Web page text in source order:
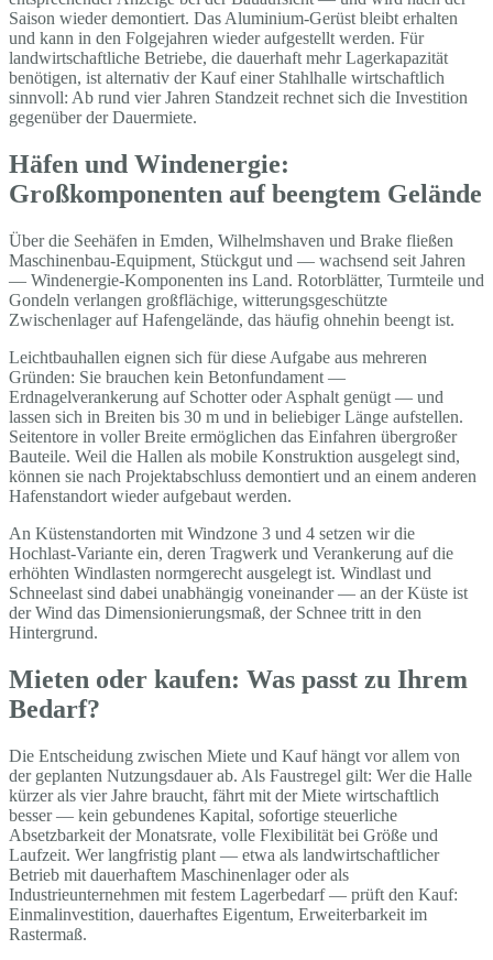
Saison wieder demontiert. Das Aluminium-Gerüst bleibt erhalten
und kann in den Folgejahren wieder aufgestellt werden. Für
landwirtschaftliche Betriebe, die dauerhaft mehr Lagerkapazität
benötigen, ist alternativ der Kauf einer Stahlhalle wirtschaftlich
sinnvoll: Ab rund vier Jahren Standzeit rechnet sich die Investition
gegenüber der Dauermiete.
Häfen und Windenergie:
Großkomponenten auf beengtem Gelände
Über die Seehäfen in Emden, Wilhelmshaven und Brake fließen
Maschinenbau-Equipment, Stückgut und — wachsend seit Jahren
— Windenergie-Komponenten ins Land. Rotorblätter, Turmteile und
Gondeln verlangen großflächige, witterungsgeschützte
Zwischenlager auf Hafengelände, das häufig ohnehin beengt ist.
Leichtbauhallen eignen sich für diese Aufgabe aus mehreren
Gründen: Sie brauchen kein Betonfundament —
Erdnagelverankerung auf Schotter oder Asphalt genügt — und
lassen sich in Breiten bis 30 m und in beliebiger Länge aufstellen.
Seitentore in voller Breite ermöglichen das Einfahren übergroßer
Bauteile. Weil die Hallen als mobile Konstruktion ausgelegt sind,
können sie nach Projektabschluss demontiert und an einem anderen
Hafenstandort wieder aufgebaut werden.
An Küstenstandorten mit Windzone 3 und 4 setzen wir die
Hochlast-Variante ein, deren Tragwerk und Verankerung auf die
erhöhten Windlasten normgerecht ausgelegt ist. Windlast und
Schneelast sind dabei unabhängig voneinander — an der Küste ist
der Wind das Dimensionierungsmaß, der Schnee tritt in den
Hintergrund.
Mieten oder kaufen: Was passt zu Ihrem
Bedarf?
Die Entscheidung zwischen Miete und Kauf hängt vor allem von
der geplanten Nutzungsdauer ab. Als Faustregel gilt: Wer die Halle
kürzer als vier Jahre braucht, fährt mit der Miete wirtschaftlich
besser — kein gebundenes Kapital, sofortige steuerliche
Absetzbarkeit der Monatsrate, volle Flexibilität bei Größe und
Laufzeit. Wer langfristig plant — etwa als landwirtschaftlicher
Betrieb mit dauerhaftem Maschinenlager oder als
Industrieunternehmen mit festem Lagerbedarf — prüft den Kauf:
Einmalinvestition, dauerhaftes Eigentum, Erweiterbarkeit im
Rastermaß.